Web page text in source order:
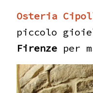
Osteria
piccolo
Firenze per